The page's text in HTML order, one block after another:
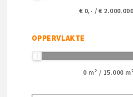
€ 0,- / € 2.000.000
OPPERVLAKTE
0 m² / 15.000 m²